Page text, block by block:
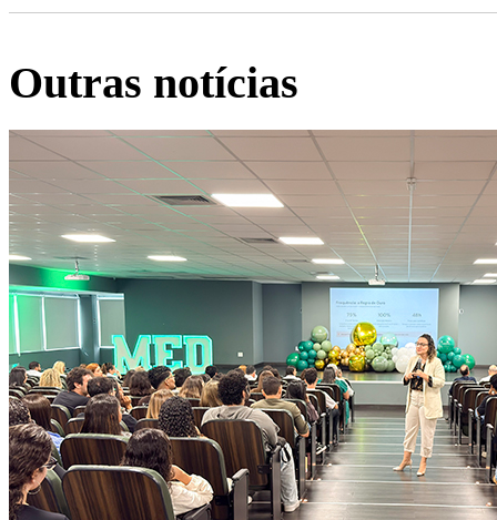
Outras notícias